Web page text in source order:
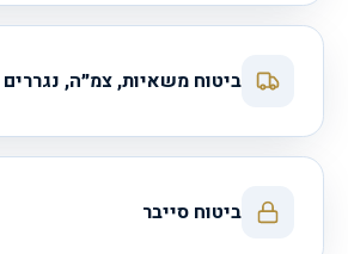
ביטוח משאיות, צמ״ה, נגררים
ביטוח סייבר